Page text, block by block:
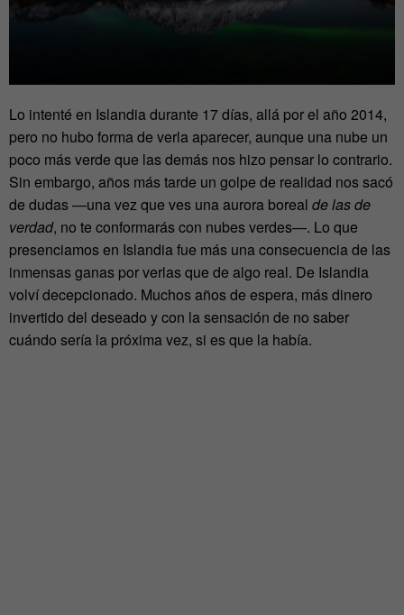
Lo intenté en Islandia durante 17 días, allá por el año 2014,
pero no hubo forma de verla aparecer, aunque una nube un
poco más verde que las demás nos hizo pensar lo contrario.
Sin embargo, años más tarde un golpe de realidad nos sacó
de dudas —una vez que ves una aurora boreal de las de
verdad, no te conformarás con nubes verdes—. Lo que
presenciamos en Islandia fue más una consecuencia de las
inmensas ganas por verlas que de algo real. De Islandia
volví decepcionado. Muchos años de espera, más dinero
invertido del deseado y con la sensación de no saber
cuándo sería la próxima vez, si es que la había.